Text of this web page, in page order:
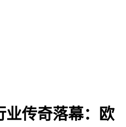
业传奇落幕：欧